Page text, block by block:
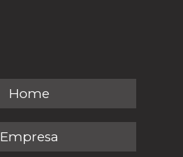
Home
Empresa